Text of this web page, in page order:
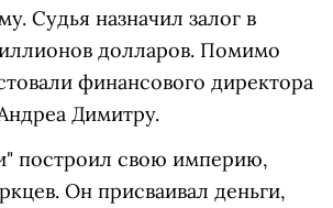
Судья назначил залог в
долларов. Помимо
финансового директора
Димитру.
построил свою империю,
Он присваивал деньги,